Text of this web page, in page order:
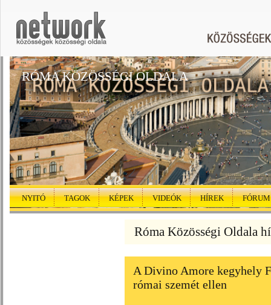
RÓMA KÖZÖSSÉGI OLDALA
NYITÓ TAGOK KÉPEK VIDEÓK HÍREK FÓRUM
Róma Közösségi Oldala
A Divino Amore kegyhely
római szemét ellen